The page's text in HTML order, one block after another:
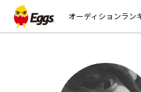
オーディションラン